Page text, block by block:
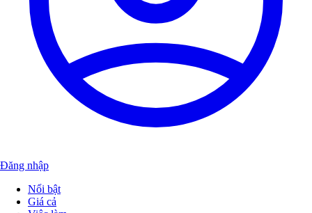
Đăng nhập
Nổi bật
Giá cả